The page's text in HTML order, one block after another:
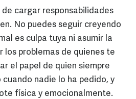
cargar responsabilidades
No puedes seguir creyendo
es culpa tuya ni asumir la
los problemas de quienes te
el papel de quien siempre
cuando nadie lo ha pedido, y
física y emocionalmente.